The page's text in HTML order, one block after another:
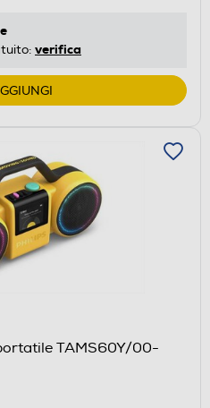
verifica
TAMS60Y/00-